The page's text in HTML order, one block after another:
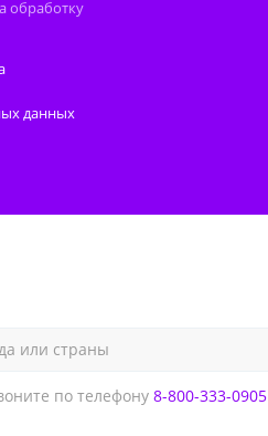
обработку
данных
или страны
по телефону 8-800-333-0905